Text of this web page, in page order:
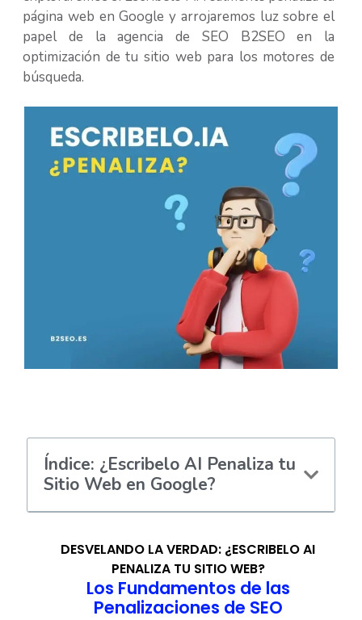
página web en Google y arrojaremos luz sobre el
papel de la agencia de SEO B2SEO en la
optimización de tu sitio web para los motores de
búsqueda.
Índice: ¿Escribelo AI Penaliza tu
Sitio Web en Google?
DESVELANDO LA VERDAD: ¿ESCRIBELO AI
PENALIZA TU SITIO WEB?
Los Fundamentos de las
Penalizaciones de SEO